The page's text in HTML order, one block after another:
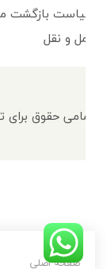
صفحه اصلی
سیاست بازگشت
حمل و نقل